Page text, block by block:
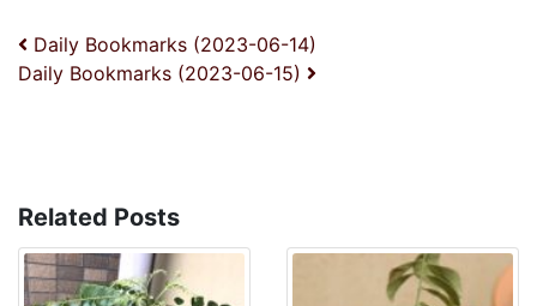
投稿ナビゲーション
Daily Bookmarks (2023-06-14)
Daily Bookmarks (2023-06-15)
Related Posts